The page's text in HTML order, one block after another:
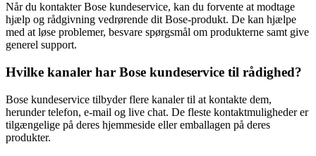
Når du kontakter Bose kundeservice, kan du forvente at modtage
hjælp og rådgivning vedrørende dit Bose-produkt. De kan hjælpe
med at løse problemer, besvare spørgsmål om produkterne samt give
generel support.
Hvilke kanaler har Bose kundeservice til rådighed?
Bose kundeservice tilbyder flere kanaler til at kontakte dem,
herunder telefon, e-mail og live chat. De fleste kontaktmuligheder er
tilgængelige på deres hjemmeside eller emballagen på deres
produkter.